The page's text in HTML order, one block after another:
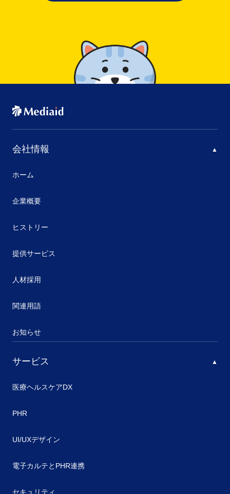
会社情報
ホーム
企業概要
ヒストリー
提供サービス
人材採用
関連用語
お知らせ
サービス
医療ヘルスケアDX
PHR
UI/UXデザイン
電子カルテとPHR連携
セキュリティ